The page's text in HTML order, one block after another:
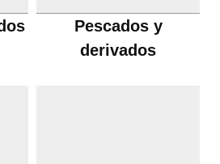
Pescados y
derivados